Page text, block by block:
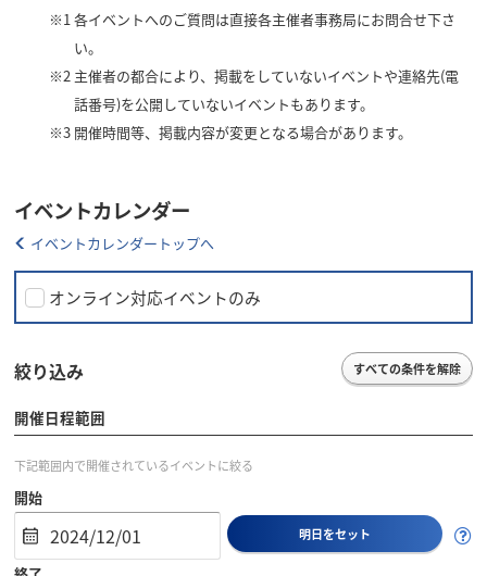
※1各イベントへのご質問は直接各主催者事務局にお問合せ下さ
い。
※2 主催者の都合により、掲載をしていないイベントや連絡先(電
話番号)を公開していないイベントもあります。
※3 開催時間等、掲載内容が変更となる場合があります。
イベントカレンダー
イベントカレンダートップへ
オンライン対応イベントのみ
絞り込み すべての条件を解除
開催日程範囲
下記範囲内で開催されているイベントに絞る
開始
明日をセット